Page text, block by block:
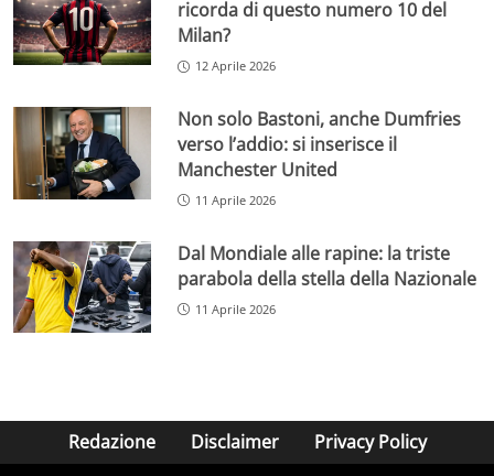
ricorda di questo numero 10 del
Milan?
12 Aprile 2026
Non solo Bastoni, anche Dumfries
verso l’addio: si inserisce il
Manchester United
11 Aprile 2026
Dal Mondiale alle rapine: la triste
parabola della stella della Nazionale
11 Aprile 2026
Redazione Disclaimer Privacy Policy